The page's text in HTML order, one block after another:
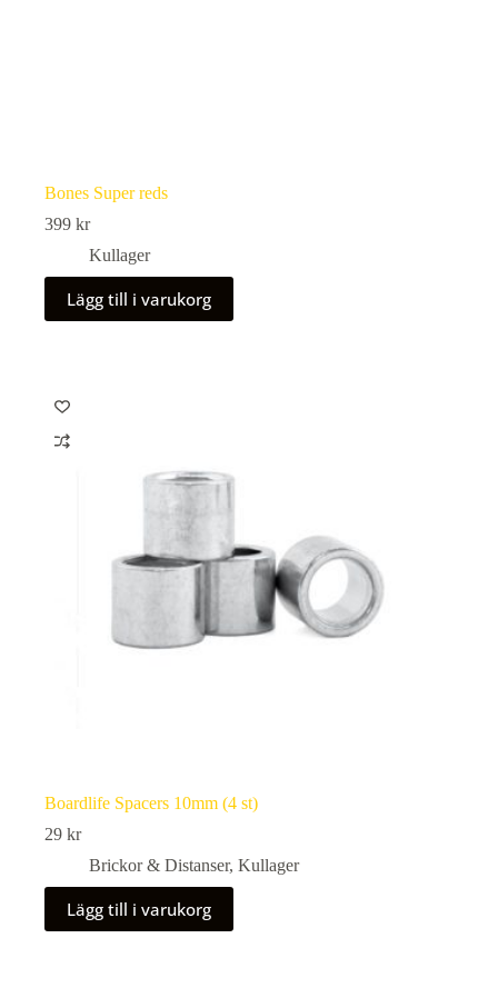
Bones Super reds
399 kr
Kullager
Lägg till i varukorg
Boardlife Spacers 10mm (4 st)
29 kr
Brickor & Distanser, Kullager
Lägg till i varukorg